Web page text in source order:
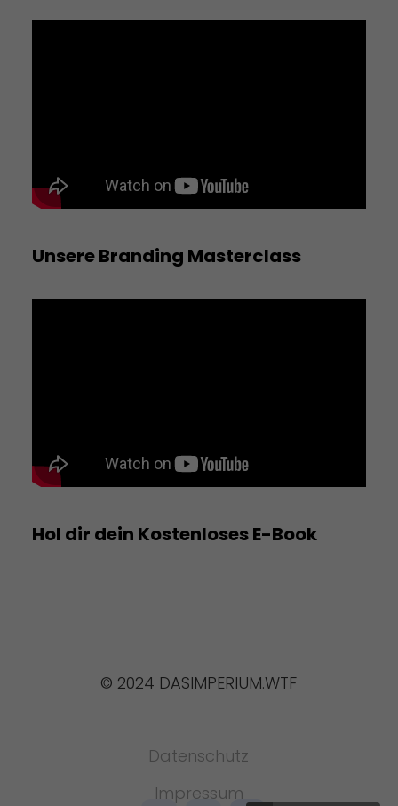
Unsere Branding Masterclass
Hol dir dein Kostenloses E-Book
© 2024 DASIMPERIUM.WTF
Datenschutz
Impressum